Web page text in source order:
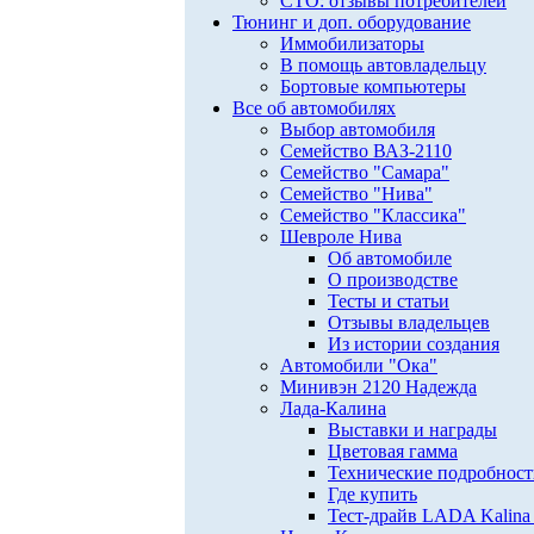
Тюнинг и доп. оборудование
Иммобилизаторы
В помощь автовладельцу
Бортовые компьютеры
Все об автомобилях
Выбор автомобиля
Семейство ВАЗ-2110
Семейство "Самара"
Семейство "Нива"
Семейство "Классика"
Шевроле Нива
Об автомобиле
О производстве
Тесты и статьи
Отзывы владельцев
Из истории создания
Автомобили "Ока"
Минивэн 2120 Надежда
Лада-Калина
Выставки и награды
Цветовая гамма
Технические
Где купить
Тест-драйв LADA Kalina